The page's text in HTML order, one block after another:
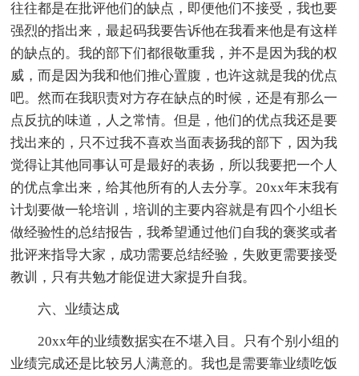
往往都是在批评他们的缺点，即便他们不接受，我也要
强烈的指出来，最起码我要告诉他在我看来他是有这样
的缺点的。我的部下们都很敬重我，并不是因为我的权
威，而是因为我和他们推心置腹，也许这就是我的优点
吧。然而在我职责对方存在缺点的时候，还是有那么一
点反抗的味道，人之常情。但是，他们的优点我还是要
找出来的，只不过我不喜欢当面表扬我的部下，因为我
觉得让其他同事认可是最好的表扬，所以我要把一个人
的优点拿出来，给其他所有的人去分享。20xx年末我有
计划要做一轮培训，培训的主要内容就是有四个小组长
做经验性的总结报告，我希望通过他们自我的褒奖或者
批评来指导大家，成功需要总结经验，失败更需要接受
教训，只有共勉才能促进大家提升自我。
六、业绩达成
20xx年的业绩数据实在不堪入目。只有个别小组的
业绩完成还是比较另人满意的。我也是需要靠业绩吃饭